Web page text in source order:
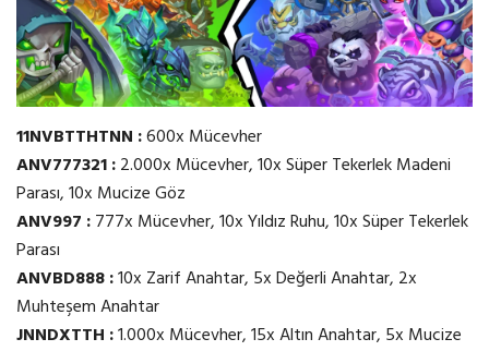
11NVBTTHTNN :600x Mücevher
ANV777321 :2.000x Mücevher, 10x Süper Tekerlek Madeni
Parası, 10x Mucize Göz
ANV997 :777x Mücevher, 10x Yıldız Ruhu, 10x Süper Tekerlek
Parası
ANVBD888 :10x Zarif Anahtar, 5x Değerli Anahtar, 2x
Muhteşem Anahtar
JNNDXTTH :1.000x Mücevher, 15x Altın Anahtar, 5x Mucize